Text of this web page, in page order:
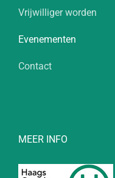
Vrijwilliger worden
Evenementen
Contact
MEER INFO